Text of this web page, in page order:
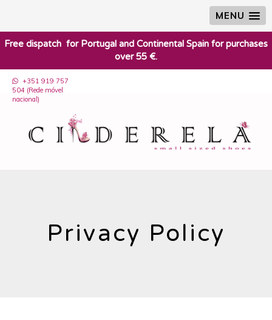
MENU
​Free dispatch for Portugal and Continental Spain for purchases
over 55 €.
+351 919 757
504 (Rede móvel
nacional)
Privacy Policy